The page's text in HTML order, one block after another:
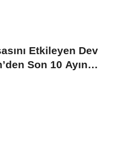
Etkileyen Dev
Son 10 Ayın